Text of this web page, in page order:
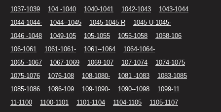
1037-1039
104 -1040 1040-1041 1042-1043
1043-1044
1044-1044-
1044--1045 1045-1045 R
1045 U-1045-
1046 -1048
1049-105 105-1055 1055-1058
1058-106
106-1061
1061-1061- 1061--1064
1064-1064-
1065 -1067
1067-1069 1069-107 107-1074
1074-1075
1075-1076
1076-108 108-1080- 1081 -1083
1083-1085
1085-1086
1086-109 109-1090- 1090--1098
1099-11
11-1100
1100-1101 1101-1104 1104-1105
1105-1107